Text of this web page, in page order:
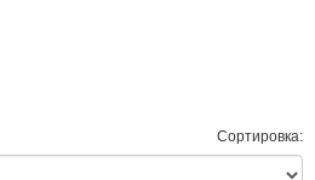
Сортировка: